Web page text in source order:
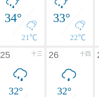
34°
21℃
33°
22℃
十三
25
32°
十四
26
32°